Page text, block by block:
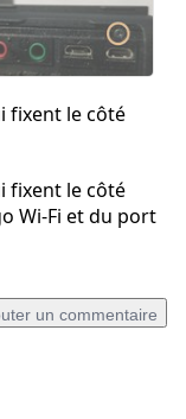
fixent le côté
fixent le côté
Wi-Fi et du port
un commentaire